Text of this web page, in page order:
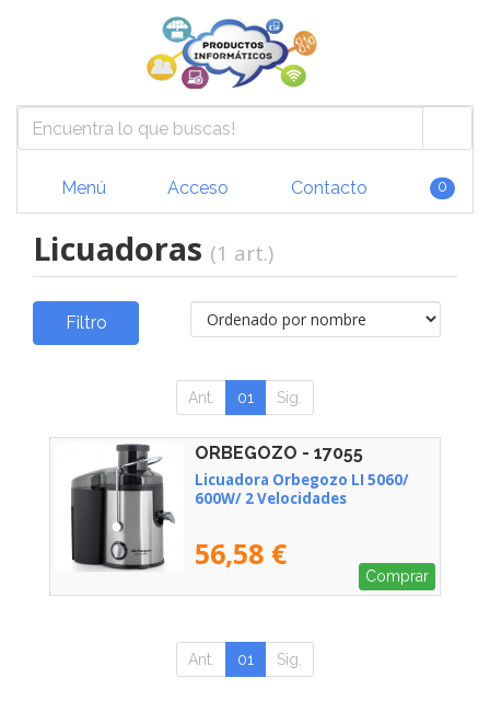
Menú Acceso Contacto 0
Licuadoras (1 art.)
Filtro
Ant. 01 Sig.
ORBEGOZO - 17055
Licuadora Orbegozo LI 5060/
600W/ 2 Velocidades
56,58 €
Comprar
Ant. 01 Sig.